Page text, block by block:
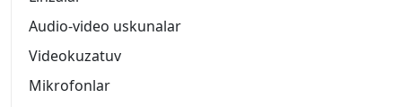
Audio-video uskunalar
Videokuzatuv
Mikrofonlar